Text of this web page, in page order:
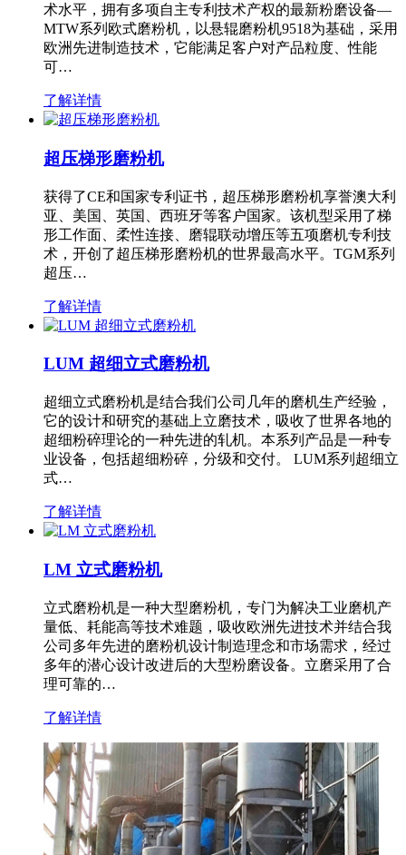
术水平，拥有多项自主专利技术产权的最新粉磨设备—
MTW系列欧式磨粉机，以悬辊磨粉机9518为基础，采用
欧洲先进制造技术，它能满足客户对产品粒度、性能
可…
了解详情
超压梯形磨粉机
获得了CE和国家专利证书，超压梯形磨粉机享誉澳大利
亚、美国、英国、西班牙等客户国家。该机型采用了梯
形工作面、柔性连接、磨辊联动增压等五项磨机专利技
术，开创了超压梯形磨粉机的世界最高水平。TGM系列
超压…
了解详情
LUM 超细立式磨粉机
超细立式磨粉机是结合我们公司几年的磨机生产经验，
它的设计和研究的基础上立磨技术，吸收了世界各地的
超细粉碎理论的一种先进的轧机。本系列产品是一种专
业设备，包括超细粉碎，分级和交付。 LUM系列超细立
式…
了解详情
LM 立式磨粉机
立式磨粉机是一种大型磨粉机，专门为解决工业磨机产
量低、耗能高等技术难题，吸收欧洲先进技术并结合我
公司多年先进的磨粉机设计制造理念和市场需求，经过
多年的潜心设计改进后的大型粉磨设备。立磨采用了合
理可靠的…
了解详情